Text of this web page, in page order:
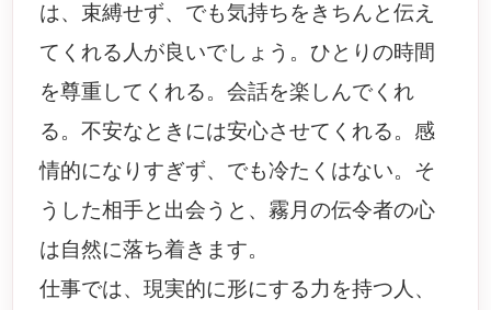
は、束縛せず、でも気持ちをきちんと伝え
てくれる人が良いでしょう。ひとりの時間
を尊重してくれる。会話を楽しんでくれ
る。不安なときには安心させてくれる。感
情的になりすぎず、でも冷たくはない。そ
うした相手と出会うと、霧月の伝令者の心
は自然に落ち着きます。
仕事では、現実的に形にする力を持つ人、